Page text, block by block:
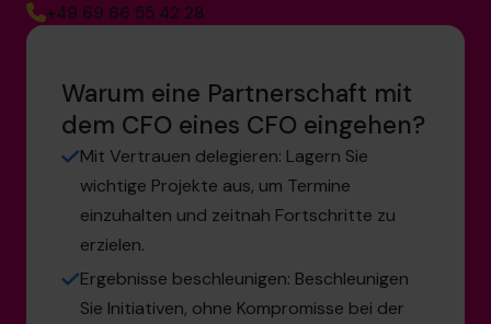
+49 69 66 55 42 28
Warum eine Partnerschaft mit
dem CFO eines CFO eingehen?
Mit Vertrauen delegieren: Lagern Sie
wichtige Projekte aus, um Termine
einzuhalten und zeitnah Fortschritte zu
erzielen.
Ergebnisse beschleunigen: Beschleunigen
Sie Initiativen, ohne Kompromisse bei der